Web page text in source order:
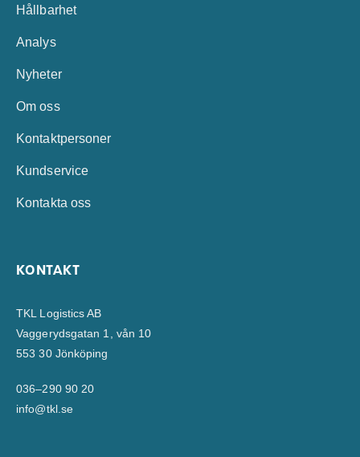
Hållbarhet
Analys
Nyheter
Om oss
Kontaktpersoner
Kundservice
Kontakta oss
KONTAKT
TKL Logistics AB
Vaggerydsgatan 1, vån 10
553 30 Jönköping
036–290 90 20
info@tkl.se